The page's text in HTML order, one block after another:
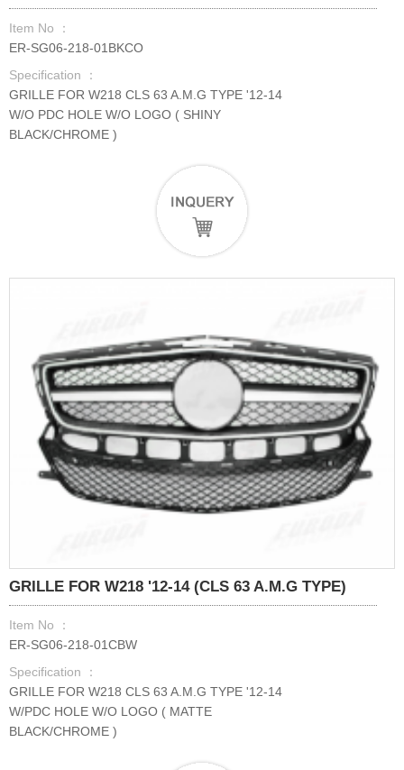
Item No ：
ER-SG06-218-01BKCO
Specification ：
GRILLE FOR W218 CLS 63 A.M.G TYPE '12-14
W/O PDC HOLE W/O LOGO ( SHINY
BLACK/CHROME )
GRILLE FOR W218 '12-14 (CLS 63 A.M.G TYPE)
Item No ：
ER-SG06-218-01CBW
Specification ：
GRILLE FOR W218 CLS 63 A.M.G TYPE '12-14
W/PDC HOLE W/O LOGO ( MATTE
BLACK/CHROME )